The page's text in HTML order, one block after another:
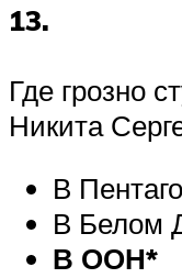
13.
Где грозно
Никита
В
В Белом
В ООН*